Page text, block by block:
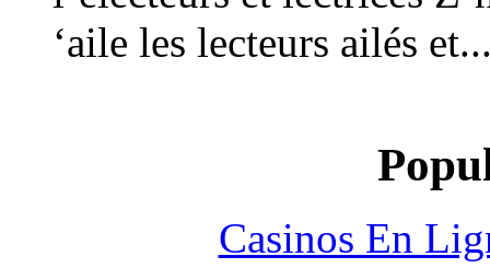
‘aile les lecteurs ailés
Casinos En